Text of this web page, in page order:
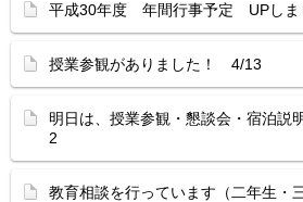
平成30年度 年間行事予定 UPしま
授業参観がありました！ 4/13
明日は、授業参観・懇談会・宿泊
2
教育相談を行っています（二年生・